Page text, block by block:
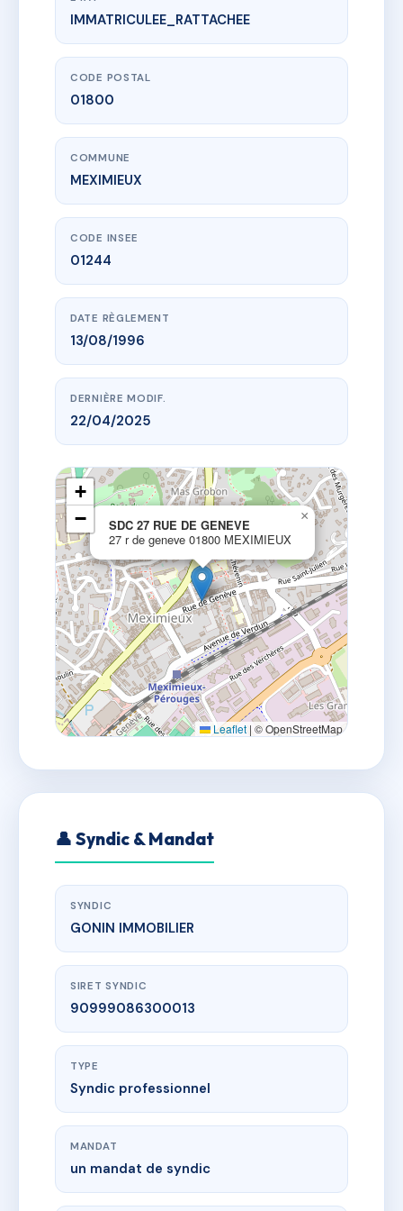
www.vme.plus/AC0113126
SDC 27 RUE DE GENEVE
27 r de geneve
IMMATRICULEE_RATTACHEE
CODE POSTAL
01800
COMMUNE
MEXIMIEUX
CODE INSEE
01244
DATE RÈGLEMENT
13/08/1996
DERNIÈRE MODIF.
22/04/2025
SDC 27 RUE DE GENEVE
27 r de geneve 01800 MEXIMIEUX
×
+
−
Leaflet | © OpenStreetMap
👤 Syndic & Mandat
SYNDIC
GONIN IMMOBILIER
SIRET SYNDIC
90999086300013
TYPE
Syndic professionnel
MANDAT
un mandat de syndic